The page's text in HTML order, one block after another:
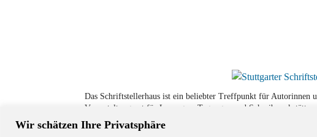
Wir schätzen Ihre Privatsphäre
Das Schriftstellerhaus ist ein beliebter Treffpunkt für Autorinnen
Veranstaltungsort für Lesungen, Tagungen und Schreibwerkstätten.